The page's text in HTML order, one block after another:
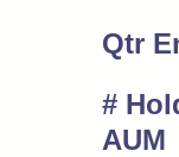
Qtr
#
AUM